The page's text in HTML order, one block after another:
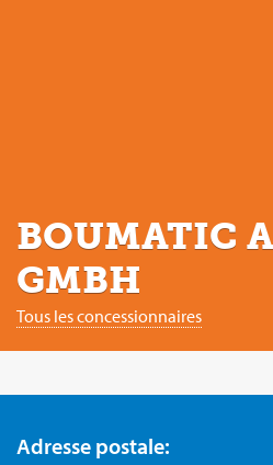
BOUMATIC
GMBH
Tous les concessionnaires
Adresse postale: